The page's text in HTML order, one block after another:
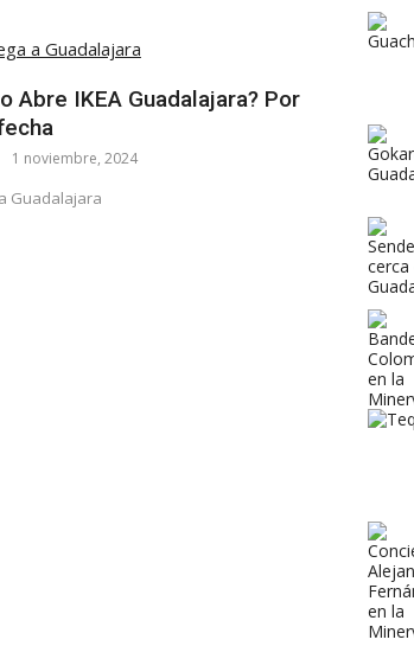
Abre IKEA Guadalajara? Por
1 noviembre, 2024
Guadalajara